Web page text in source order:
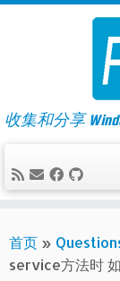
Skip
收集和分享
首页 »
service方法时